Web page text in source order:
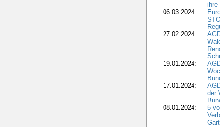
ihre
06.03.2024:
27.02.2024:
19.01.2024:
17.01.2024:
der
08.01.2024:
5